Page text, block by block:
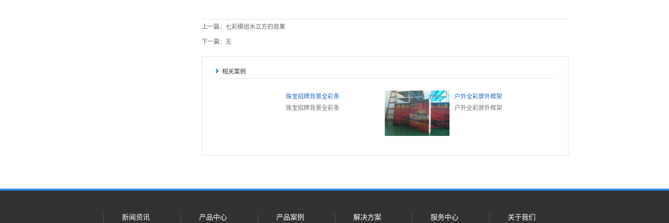
上一篇： 七彩模组水立方的效果
下一篇：无
相关案例
珠宝招牌背景全彩条
珠宝招牌背景全彩条
户外全彩屏外框架
户外全彩屏外框架
新闻资讯 产品中心 产品案例 解决方案 服务中心 关于我们